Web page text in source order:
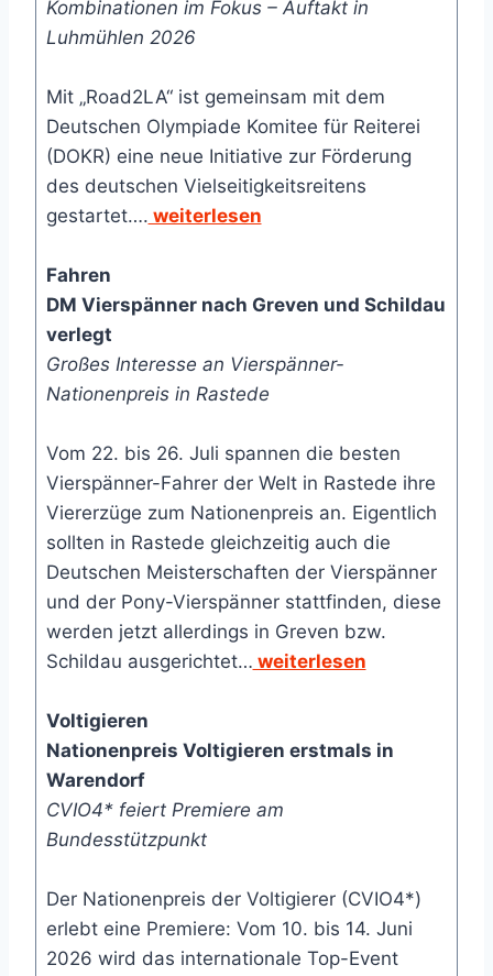
Kombinationen im Fokus – Auftakt in
Luhmühlen 2026
Mit „Road2LA“ ist gemeinsam mit dem
Deutschen Olympiade Komitee für Reiterei
(DOKR) eine neue Initiative zur Förderung
des deutschen Vielseitigkeitsreitens
gestartet…. weiterlesen
Fahren
DM Vierspänner nach Greven und Schildau
verlegt
Großes Interesse an Vierspänner-
Nationenpreis in Rastede
Vom 22. bis 26. Juli spannen die besten
Vierspänner-Fahrer der Welt in Rastede ihre
Viererzüge zum Nationenpreis an. Eigentlich
sollten in Rastede gleichzeitig auch die
Deutschen Meisterschaften der Vierspänner
und der Pony-Vierspänner stattfinden, diese
werden jetzt allerdings in Greven bzw.
Schildau ausgerichtet… weiterlesen
Voltigieren
Nationenpreis Voltigieren erstmals in
Warendorf
CVIO4* feiert Premiere am
Bundesstützpunkt
Der Nationenpreis der Voltigierer (CVIO4*)
erlebt eine Premiere: Vom 10. bis 14. Juni
2026 wird das internationale Top-Event